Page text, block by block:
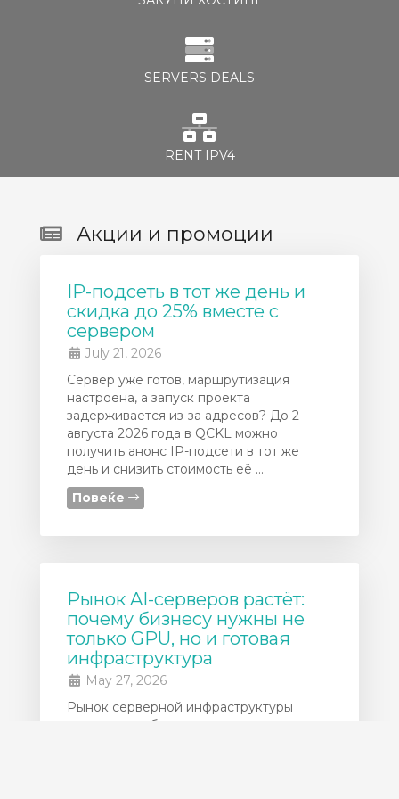
SERVERS DEALS
RENT IPV4
Акции и промоции
IP-подсеть в тот же день и
скидка до 25% вместе с
сервером
July 21, 2026
Сервер уже готов, маршрутизация
настроена, а запуск проекта
задерживается из-за адресов? До 2
августа 2026 года в QCKL можно
получить анонс IP-подсети в тот же
день и снизить стоимость её ...
Повеќе
Рынок AI-серверов растёт:
почему бизнесу нужны не
только GPU, но и готовая
инфраструктура
May 27, 2026
Рынок серверной инфраструктуры
продолжает быстро расти из-за спроса